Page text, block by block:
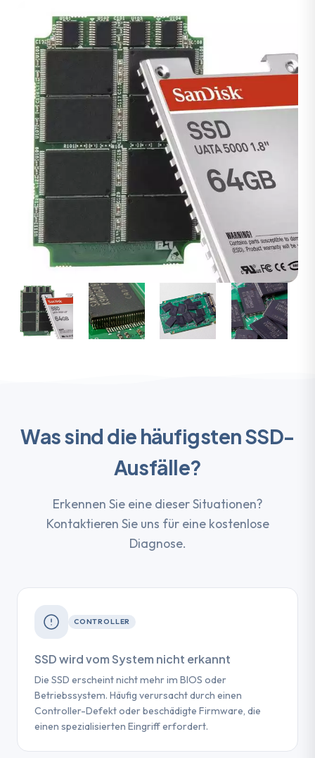
Was sind die häufigsten SSD-
Ausfälle?
Erkennen Sie eine dieser Situationen?
Kontaktieren Sie uns für eine kostenlose
Diagnose.
CONTROLLER
SSD wird vom System nicht erkannt
Die SSD erscheint nicht mehr im BIOS oder
Betriebssystem. Häufig verursacht durch einen
Controller-Defekt oder beschädigte Firmware, die
einen spezialisierten Eingriff erfordert.